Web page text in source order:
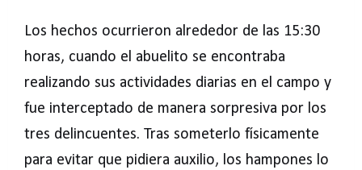
Los hechos ocurrieron alrededor de las 15:30
horas, cuando el abuelito se encontraba
realizando sus actividades diarias en el campo y
fue interceptado de manera sorpresiva por los
tres delincuentes. Tras someterlo físicamente
para evitar que pidiera auxilio, los hampones lo